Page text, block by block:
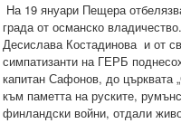
На 19 януари Пещера
града от османско
Десислава Костадинова и от
симпатизанти на ГЕРБ
капитан Сафонов, до църквата
към паметта на руските,
финландски войни, отдали